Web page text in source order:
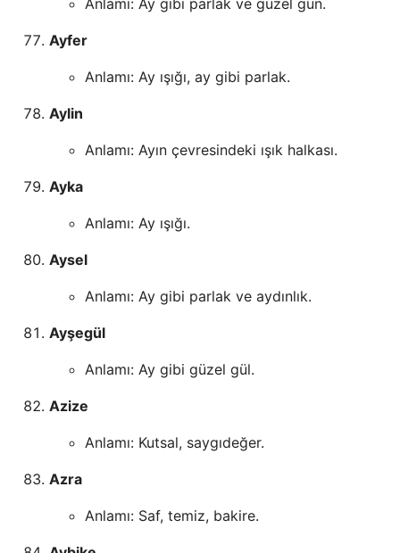
Anlamı: Ay gibi parlak ve güzel gün.
Ayfer
Anlamı: Ay ışığı, ay gibi parlak.
Aylin
Anlamı: Ayın çevresindeki ışık halkası.
Ayka
Anlamı: Ay ışığı.
Aysel
Anlamı: Ay gibi parlak ve aydınlık.
Ayşegül
Anlamı: Ay gibi güzel gül.
Azize
Anlamı: Kutsal, saygıdeğer.
Azra
Anlamı: Saf, temiz, bakire.